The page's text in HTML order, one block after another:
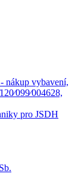
nákup vybavení,
pro JSDH